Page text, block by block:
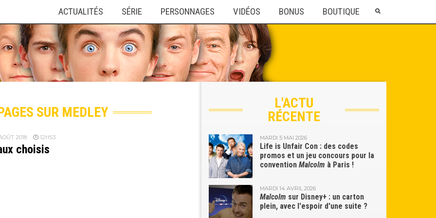
ACTUALITÉS SÉRIE PERSONNAGES VIDÉOS BONUS BOUTIQUE
SUR MEDLEY
2018 12H53
choisis
L'ACTU
RÉCENTE
MARDI 5 MAI 2026
Life is Unfair Con : des codes
promos et un jeu concours pour la
convention Malcolm à Paris !
MARDI 14 AVRIL 2026
Malcolm sur Disney+ : un carton
plein, avec l'espoir d'une suite ?